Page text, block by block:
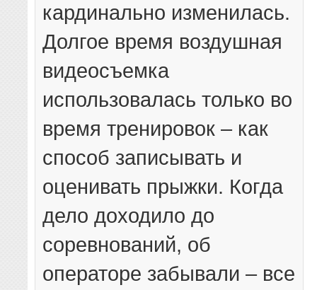
кардинально изменилась.
Долгое время воздушная
видеосъемка
использовалась только во
время тренировок – как
способ записывать и
оценивать прыжки. Когда
дело доходило до
соревнований, об
операторе забывали – все